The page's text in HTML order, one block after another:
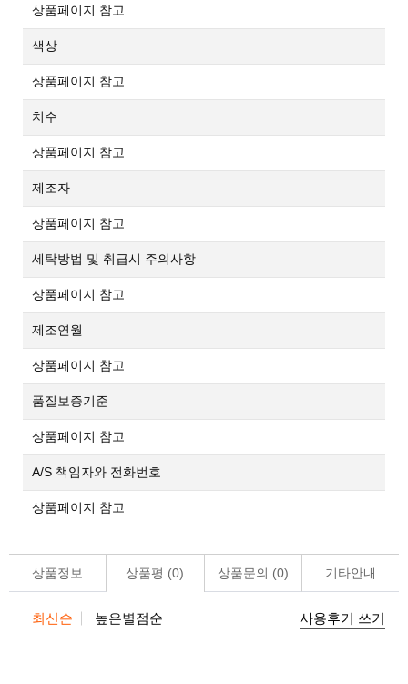
상품페이지 참고
색상
상품페이지 참고
치수
상품페이지 참고
제조자
상품페이지 참고
세탁방법 및 취급시 주의사항
상품페이지 참고
제조연월
상품페이지 참고
품질보증기준
상품페이지 참고
A/S 책임자와 전화번호
상품페이지 참고
상품정보 상품평 (0) 상품문의 (0) 기타안내
최신순 높은별점순 사용후기 쓰기